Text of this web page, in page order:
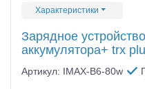
Характеристики
Зарядное
аккумулятора+ trx
Артикул: IMAX-B6-80w